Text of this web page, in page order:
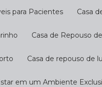
para Pacientes Casa
Casa de Repouso
Casa de repouso
em um Ambiente